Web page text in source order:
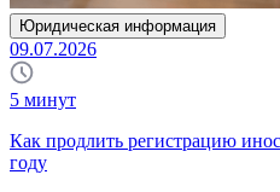
Юридическая информация
09.07.2026
5 минут
Как продлить регистрацию
году